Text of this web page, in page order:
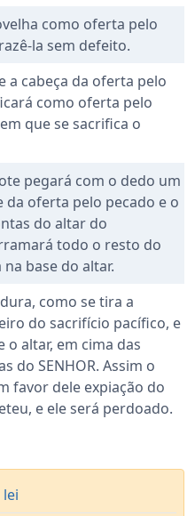
como oferta pelo
la sem defeito.
a cabeça da oferta pelo
como oferta pelo
que se sacrifica o
pegará com o dedo um
da oferta pelo pecado e o
do altar do
todo o resto do
base do altar.
como se tira a
do sacrifício pacífico, e
o altar, em cima das
do SENHOR. Assim o
favor dele expiação do
e ele será perdoado.